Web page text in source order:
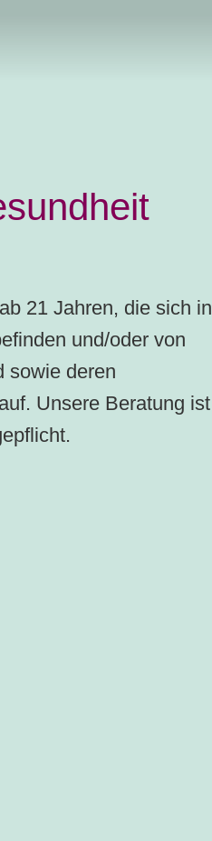
21 Jahren, die sich in
und/oder von
sowie deren
Unsere Beratung ist